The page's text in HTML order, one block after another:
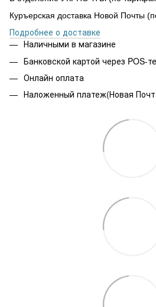
Куръерская доставка Новой Почты
Подробнее о доставке
Наличными в магазине
Банковской картой через POS-
Онлайн оплата
Наложенный платеж(Новая